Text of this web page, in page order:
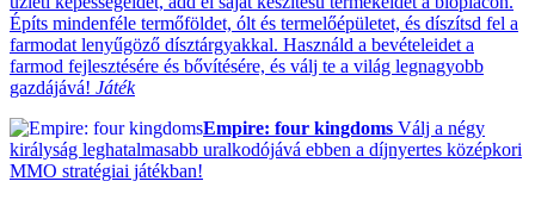
Építs mindenféle termőföldet, ólt és termelőépületet, és díszítsd fel a
farmodat lenyűgöző dísztárgyakkal. Használd a bevételeidet a
farmod fejlesztésére és bővítésére, és válj te a világ legnagyobb
gazdájává! Játék
Empire: four kingdoms Válj a négy
királyság leghatalmasabb uralkodójává ebben a díjnyertes középkori
MMO stratégiai játékban!